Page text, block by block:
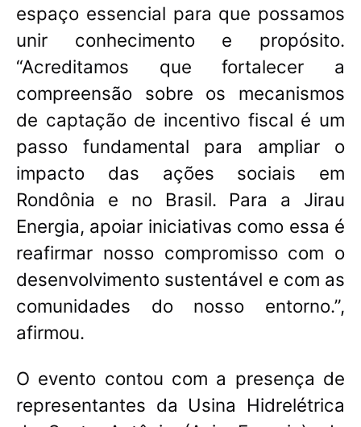
espaço essencial para que possamos
unir conhecimento e propósito.
“Acreditamos que fortalecer a
compreensão sobre os mecanismos
de captação de incentivo fiscal é um
passo fundamental para ampliar o
impacto das ações sociais em
Rondônia e no Brasil. Para a Jirau
Energia, apoiar iniciativas como essa é
reafirmar nosso compromisso com o
desenvolvimento sustentável e com as
comunidades do nosso entorno.”,
afirmou.
O evento contou com a presença de
representantes da Usina Hidrelétrica